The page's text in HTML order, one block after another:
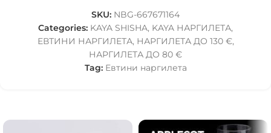
SKU: NBG-667671164
Categories: KAYA SHISHA, KAYA НАРГИЛЕТА,
ЕВТИНИ НАРГИЛЕТА, НАРГИЛЕТА ДО 130 €,
НАРГИЛЕТА ДО 80 €
Tag: Евтини наргилета